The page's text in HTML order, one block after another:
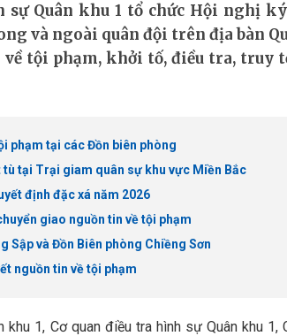
sự Quân khu 1 tổ chức Hội nghị
và ngoài quân đội trên địa bàn
tội phạm, khởi tố, điều tra, truy
phạm tại các Đồn biên phòng
tù tại Trại giam quân sự khu vực Miền Bắc
định đặc xá năm 2026
giao nguồn tin về tội phạm
và Đồn Biên phòng Chiềng Sơn
nguồn tin về tội phạm
1, Cơ quan điều tra hình sự Quân khu 1,